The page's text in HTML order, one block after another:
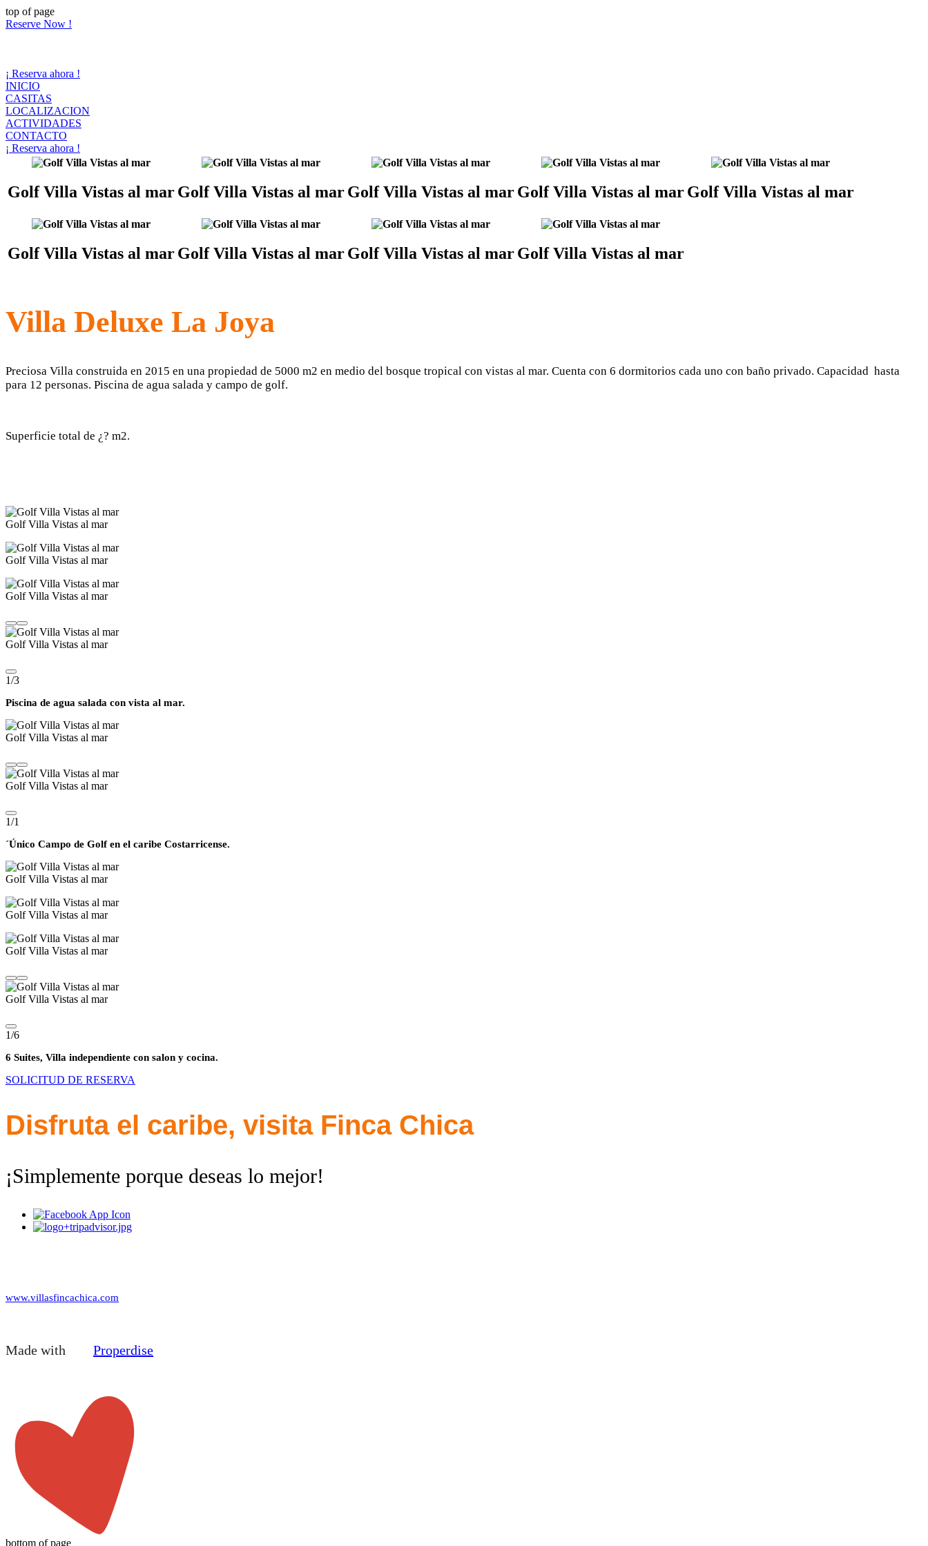
top of page
Reserve Now !
¡ Reserva ahora !
INICIO
CASITAS
LOCALIZACION
ACTIVIDADES
CONTACTO
¡ Reserva ahora !
Golf Villa Vistas al marGolf Villa Vistas al marGolf Villa Vistas al marGolf Villa Vistas al marGolf Villa Vistas al mar
Golf Villa Vistas al marGolf Villa Vistas al marGolf Villa Vistas al marGolf Villa Vistas al mar
Villa Deluxe La Joya
Preciosa Villa construida en 2015 en una propiedad de 5000 m2 en medio del bosque tropical con vistas al mar. Cuenta con 6 dormitorios cada uno con baño privado. Capacidad hasta
para 12 personas. Piscina de agua salada y campo de golf.
Superficie total de ¿? m2.
Golf Villa Vistas al mar
Golf Villa Vistas al mar
Golf Villa Vistas al mar
Golf Villa Vistas al mar
1/3
Piscina de agua salada con vista al mar.
Golf Villa Vistas al mar
Golf Villa Vistas al mar
1/1
´Único Campo de Golf en el caribe Costarricense.
Golf Villa Vistas al mar
Golf Villa Vistas al mar
Golf Villa Vistas al mar
Golf Villa Vistas al mar
1/6
6 Suites, Villa independiente con salon y cocina.
SOLICITUD DE RESERVA
Disfruta el caribe, visita Finca Chica
¡Simplemente porque deseas lo mejor!
www.villasfincachica.com
Made with Properdise
bottom of page